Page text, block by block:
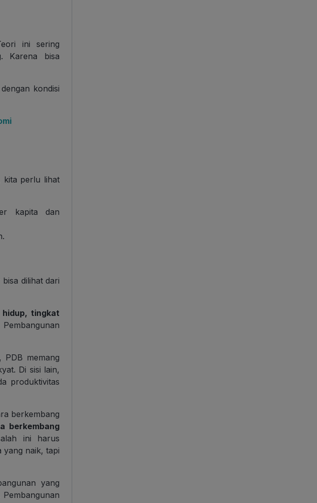
ini sering
Karena bisa
kondisi
kita perlu lihat
kapita dan
dilihat dari
tingkat
PDB memang
Di sisi lain,
produktivitas
berkembang
berkembang
ini harus
yang naik, tapi
yang
Pembangunan